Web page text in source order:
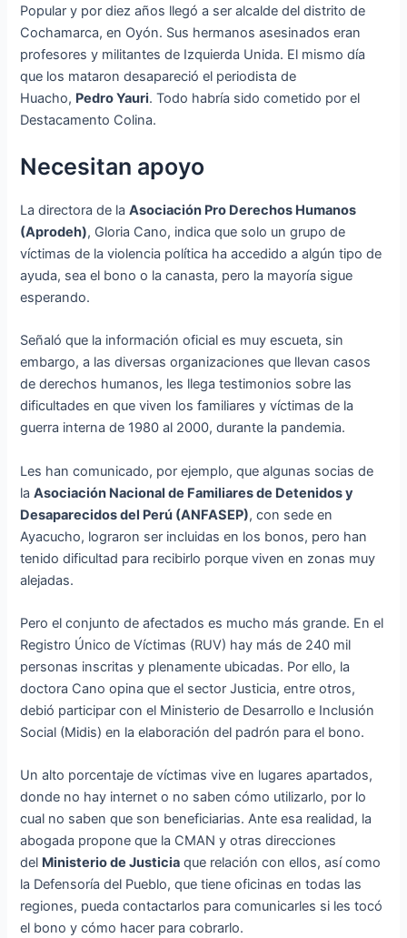
Popular y por diez años llegó a ser alcalde del distrito de
Cochamarca, en Oyón. Sus hermanos asesinados eran
profesores y militantes de Izquierda Unida. El mismo día
que los mataron desapareció el periodista de
Huacho, Pedro Yauri. Todo habría sido cometido por el
Destacamento Colina.
Necesitan apoyo
La directora de laAsociación Pro Derechos Humanos
(Aprodeh), Gloria Cano, indica que solo un grupo de
víctimas de la violencia política ha accedido a algún tipo de
ayuda, sea el bono o la canasta, pero la mayoría sigue
esperando.
Señaló que la información oficial es muy escueta, sin
embargo, a las diversas organizaciones que llevan casos
de derechos humanos, les llega testimonios sobre las
dificultades en que viven los familiares y víctimas de la
guerra interna de 1980 al 2000, durante la pandemia.
Les han comunicado, por ejemplo, que algunas socias de
laAsociación Nacional de Familiares de Detenidos y
Desaparecidos del Perú (ANFASEP), con sede en
Ayacucho, lograron ser incluidas en los bonos, pero han
tenido dificultad para recibirlo porque viven en zonas muy
alejadas.
Pero el conjunto de afectados es mucho más grande. En el
Registro Único de Víctimas (RUV) hay más de 240 mil
personas inscritas y plenamente ubicadas. Por ello, la
doctora Cano opina que el sector Justicia, entre otros,
debió participar con el Ministerio de Desarrollo e Inclusión
Social (Midis) en la elaboración del padrón para el bono.
Un alto porcentaje de víctimas vive en lugares apartados,
donde no hay internet o no saben cómo utilizarlo, por lo
cual no saben que son beneficiarias. Ante esa realidad, la
abogada propone que la CMAN y otras direcciones
del Ministerio de Justicia que relación con ellos, así como
la Defensoría del Pueblo, que tiene oficinas en todas las
regiones, pueda contactarlos para comunicarles si les tocó
el bono y cómo hacer para cobrarlo.